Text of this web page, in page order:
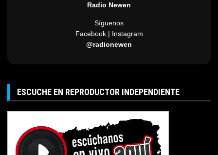
Radio Newen
Síguenos
Facebook | Instagram
@radionewen
ESCUCHE EN REPRODUCTOR INDEPENDIENTE